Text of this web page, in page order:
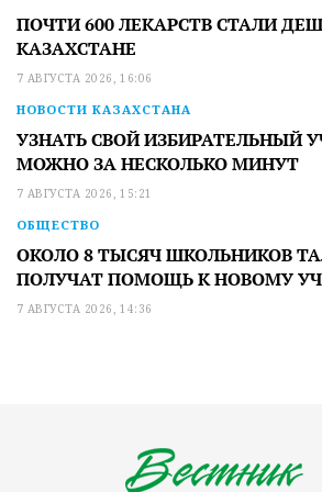
ПОЧТИ 600 ЛЕКАРСТВ СТАЛИ
КАЗАХСТАНЕ
7 АВГУСТА 2026, 16:06
НОВОСТИ КАЗАХСТАНА
УЗНАТЬ СВОЙ ИЗБИРАТЕЛЬНЫЙ
МОЖНО ЗА НЕСКОЛЬКО МИНУТ
7 АВГУСТА 2026, 15:21
ОБЩЕСТВО
ОКОЛО 8 ТЫСЯЧ ШКОЛЬНИКОВ
ПОЛУЧАТ ПОМОЩЬ К НОВОМУ
7 АВГУСТА 2026, 14:36